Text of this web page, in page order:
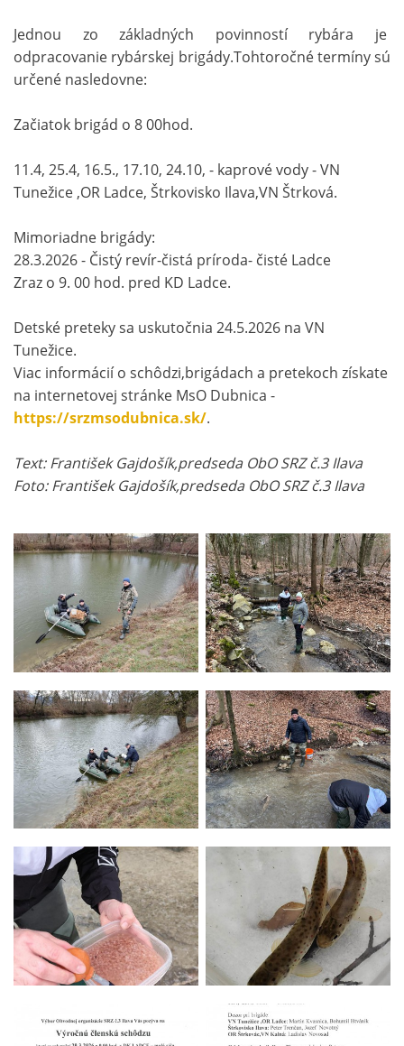
Jednou zo základných povinností rybára je
odpracovanie rybárskej brigády.Tohtoročné termíny sú
určené nasledovne:
Začiatok brigád o 8 00hod.
11.4, 25.4, 16.5., 17.10, 24.10, - kaprové vody - VN
Tunežice ,OR Ladce, Štrkovisko Ilava,VN Štrková.
Mimoriadne brigády:
28.3.2026 - Čistý revír-čistá príroda- čisté Ladce
Zraz o 9. 00 hod. pred KD Ladce.
Detské preteky sa uskutočnia 24.5.2026 na VN
Tunežice.
Viac informácií o schôdzi,brigádach a pretekoch získate
na internetovej stránke MsO Dubnica -
https://srzmsodubnica.sk/.
Text: František Gajdošík,predseda ObO SRZ č.3 Ilava
Foto: František Gajdošík,predseda ObO SRZ č.3 Ilava